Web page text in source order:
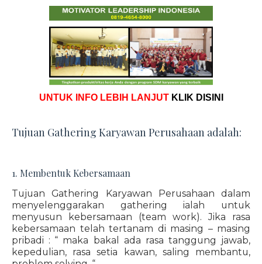
UNTUK INFO LEBIH LANJUT KLIK DISINI
Tujuan Gathering Karyawan Perusahaan adalah:
1. Membentuk Kebersamaan
Tujuan Gathering Karyawan Perusahaan dalam
menyelenggarakan gathering ialah untuk
menyusun kebersamaan (team work). Jika rasa
kebersamaan telah tertanam di masing – masing
pribadi : “ maka bakal ada rasa tanggung jawab,
kepedulian, rasa setia kawan, saling membantu,